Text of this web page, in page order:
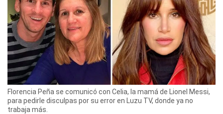
Florencia Peña se comunicó con Celia, la mamá de Lionel Messi,
para pedirle disculpas por su error en Luzu TV, donde ya no
trabaja más.